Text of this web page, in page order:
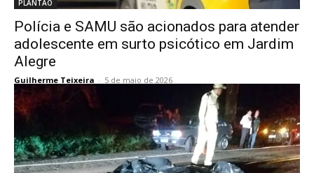
PLANTÃO
Polícia e SAMU são acionados para atender
adolescente em surto psicótico em Jardim
Alegre
Guilherme Teixeira - 5 de maio de 2026